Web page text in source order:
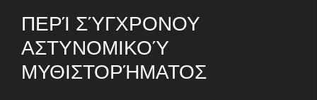
ΠΕΡΊ ΣΎΓΧΡΟΝΟΥ
ΑΣΤΥΝΟΜΙΚΟΎ
ΜΥΘΙΣΤΟΡΉΜΑΤΟΣ